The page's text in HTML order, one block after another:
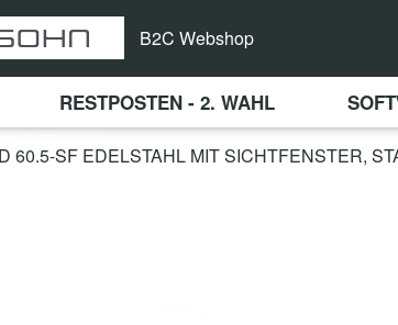
B2C Webshop
RESTPOSTEN - 2. WAHL
60.5-SF EDELSTAHL MIT SICHTFENSTER,